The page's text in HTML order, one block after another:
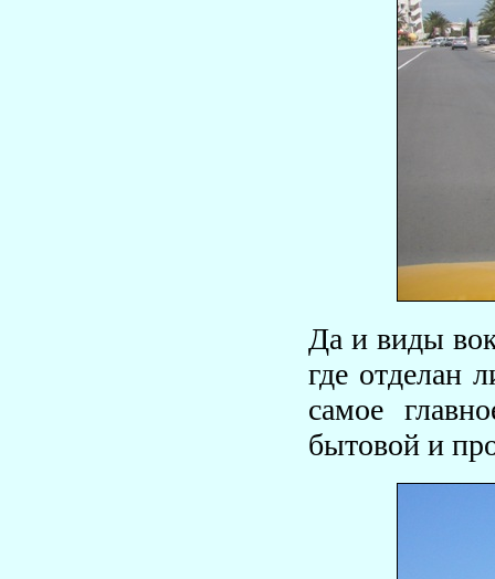
Да и виды
где отделан
самое
бытовой и